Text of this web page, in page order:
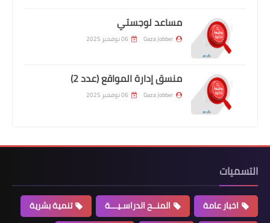
مساعد لوجستي
Gaza Jobber 06 نوفمبر 2025
منسق إدارة المواقع (عدد 2)
Gaza Jobber 06 نوفمبر 2025
التسميات
اخبار عامة المنــح الدراسـيـــة
تنمية بشرية